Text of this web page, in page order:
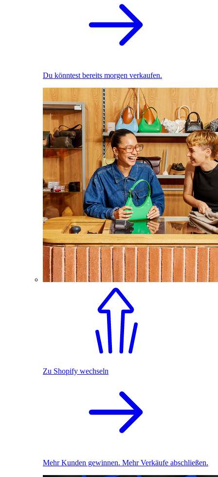
Du könntest bereits morgen verkaufen.
Zu Shopify wechseln
Mehr Kunden gewinnen. Mehr Verkäufe abschließen.